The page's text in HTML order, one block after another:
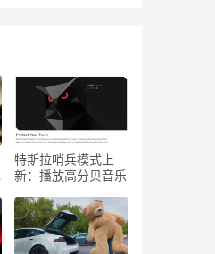
特斯拉哨兵模式上
新：播放高分贝音乐